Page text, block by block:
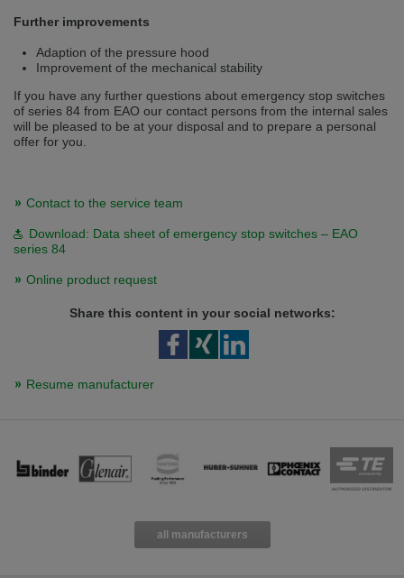
We have detected, that your browser prefers another language than the
selected one. This website is also available in English. Would you like to
switch to the English version?
Switch to English version Stay on this version
Further improvements
Adaption of the pressure hood
Improvement of the mechanical stability
If you have any further questions about emergency stop switches
of series 84 from EAO our contact persons from the internal sales
will be pleased to be at your disposal and to prepare a personal
offer for you.
Contact to the service team
Download: Data sheet of emergency stop switches – EAO
series 84
Online product request
Share this content in your social networks:
Resume manufacturer
all manufacturers